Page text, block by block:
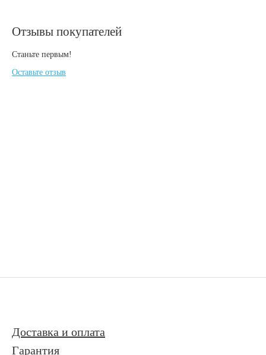
Отзывы покупателей
Станьте первым!
Оставьте отзыв
Доставка и оплата
Гарантия